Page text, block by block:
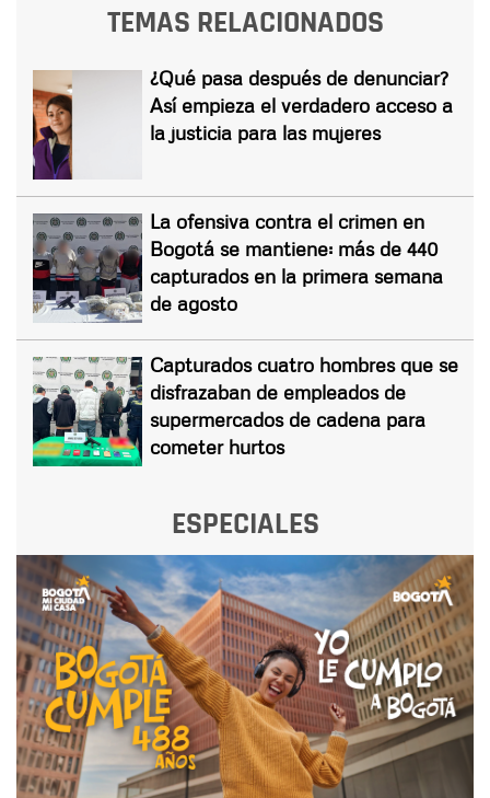
TEMAS RELACIONADOS
¿Qué pasa después de denunciar?
Así empieza el verdadero acceso a
la justicia para las mujeres
La ofensiva contra el crimen en
Bogotá se mantiene: más de 440
capturados en la primera semana
de agosto
Capturados cuatro hombres que se
disfrazaban de empleados de
supermercados de cadena para
cometer hurtos
ESPECIALES